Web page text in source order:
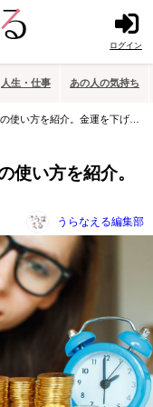
ログイン
人生・仕事 あの人の気持ち
使い方を紹介。金運を下げる
使い方を紹介。
うらなえる編集部